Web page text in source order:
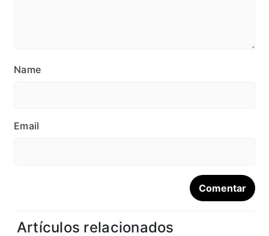
Name
Email
Artículos relacionados